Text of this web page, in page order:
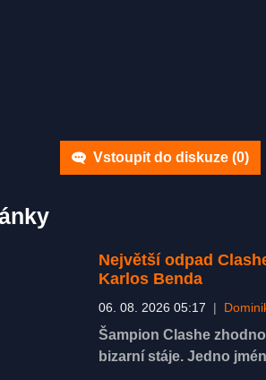
Vstoupit do diskuze (0)
Největší odpad
Karlos Benda
06. 08. 2026 05:17 |
Šampion Clashe
bizarní stáje. Jedno